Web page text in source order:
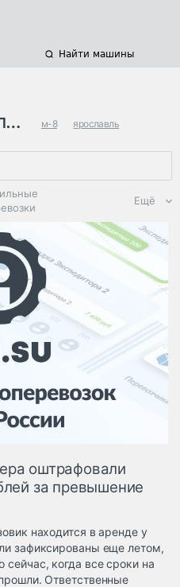
Найти машины
м-8 ярославль
грузы
и
и
и ВЭД
Ещё
оштрафовали
за превышение
находится в аренде у
зафиксированы еще летом,
когда все сроки на
Ответственные